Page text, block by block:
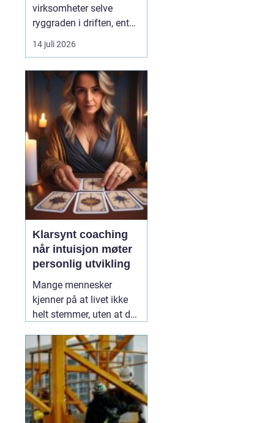
virksomheter selve
ryggraden i driften, enten
det handler om landbruk,
industri, logistikk eller
gir trygg lagring, god
fly...
14 juli 2026
Klarsynt coaching
når intuisjon møter
personlig utvikling
Mange mennesker
kjenner på at livet ikke
helt stemmer, uten at de
De har kanskje prøvd
tradisjonell coaching,
selvhjelpsbøker og gode
råd fra venner, men står
likevel fast i de samme
mønstrene. Her kan13